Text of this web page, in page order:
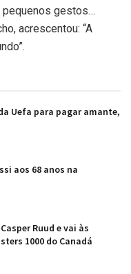
pequenos gestos…
acrescentou: “A
Uefa para pagar amante,
aos 68 anos na
Ruud e vai às
1000 do Canadá